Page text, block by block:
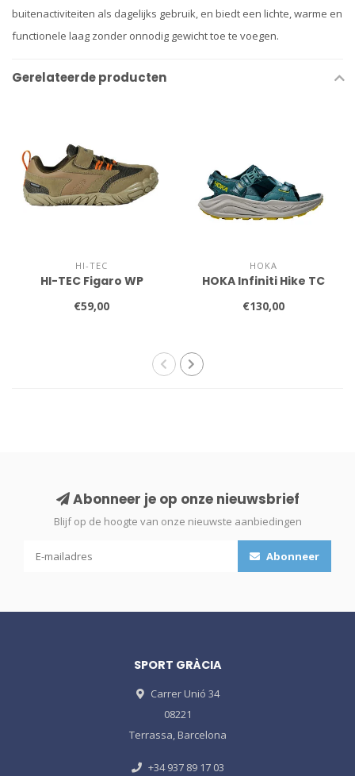
buitenactiviteiten als dagelijks gebruik, en biedt een lichte, warme en
functionele laag zonder onnodig gewicht toe te voegen.
Gerelateerde producten
HI-TEC
HI-TEC Figaro WP
€59,00
HOKA
HOKA Infiniti Hike TC
€130,00
Abonneer je op onze nieuwsbrief
Blijf op de hoogte van onze nieuwste aanbiedingen
Abonneer
SPORT GRÀCIA
Carrer Unió 34
08221
Terrassa, Barcelona
+34 937 89 17 03